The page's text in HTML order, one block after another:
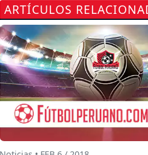
ARTÍCULOS